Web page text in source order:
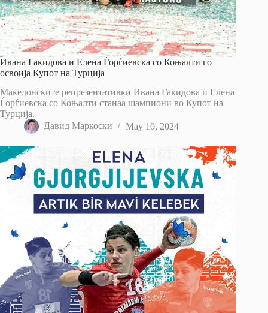
Ивана Гакидова и Елена Ѓорѓиевска со Коњалти го
освоија Купот на Турција
Македонските репрезентативки Ивана Гакидова и Елена
Ѓорѓиевска со Коњалти станаа шампиони во Купот на
Турција.
Давид Маркоски
May 10, 2024